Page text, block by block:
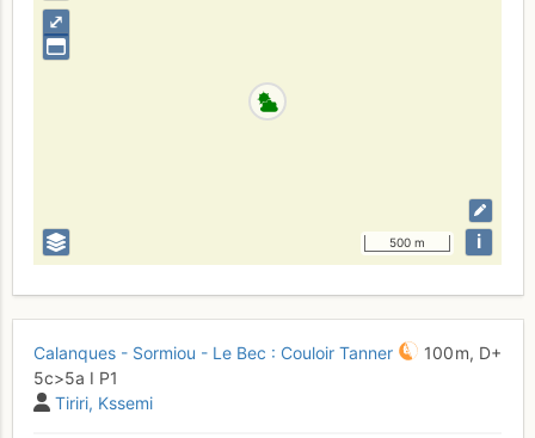
⤢
500 m i
Calanques - Sormiou - Le Bec : Couloir Tanner 100 m, D+
5c>5a I P1
Tiriri Kssemi